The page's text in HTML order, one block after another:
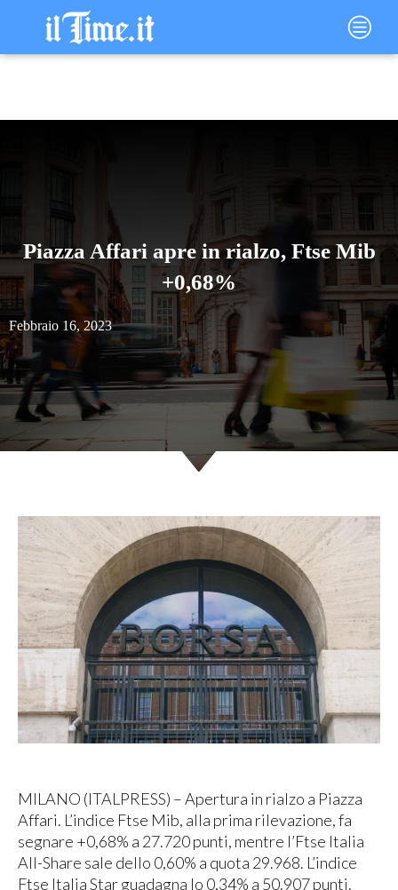
contenuto
Main
Menu
Piazza Affari apre in rialzo, Ftse Mib
+0,68%
Febbraio 16, 2023
MILANO (ITALPRESS) – Apertura in rialzo a Piazza
Affari. L’indice Ftse Mib, alla prima rilevazione, fa
segnare +0,68% a 27.720 punti, mentre l’Ftse Italia
All-Share sale dello 0,60% a quota 29.968. L’indice
Ftse Italia Star guadagna lo 0,34% a 50.907 punti.